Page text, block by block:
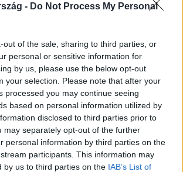
- Do Not Process My Personal
out of the sale, sharing to third parties, or
personal or sensitive information for
by us, please use the below opt-out
your selection. Please note that after your
processed you may continue seeing
based on personal information utilized by
disclosed to third parties prior to
may separately opt-out of the further
personal information by third parties on the
participants. This information may
by us to third parties on the IAB’s List of
találatokban!